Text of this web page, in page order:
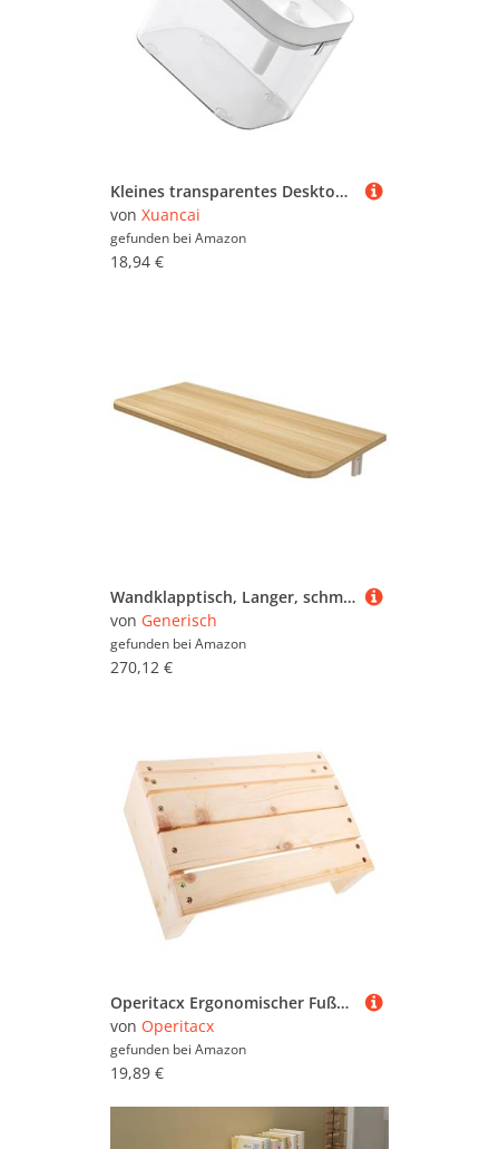
Kleines transparentes Desktop-Aquarium mit USB-Pumpen für Zuhause, Büro, Dekoration, einfache Wartung, Aquarium, mit Luftpumpen
von Xuancai
gefunden bei Amazon
18,94 €
Wandklapptisch, Langer, schmaler Tisch, robuste Wandregalhalterung, hängender Klappschreibtisch, geeignet für Esszimmer, Waschküche, Arbeitszimmer, Küche
von Generisch
gefunden bei Amazon
270,12 €
Operitacx Ergonomischer Fußhocker aus Geneigter Fußstütze für Schreibtisch und Büro rutschfest Komfortable Sitzhaltung und Beinentspannung für Zuhause und Arbeitsplatz
von Operitacx
gefunden bei Amazon
19,89 €